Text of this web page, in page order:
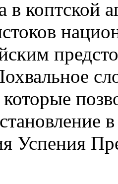
в коптской
которые
Успения